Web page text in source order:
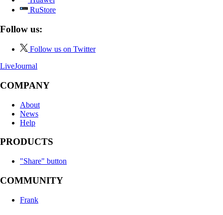
RuStore
Follow us:
Follow us on Twitter
LiveJournal
COMPANY
About
News
Help
PRODUCTS
"Share" button
COMMUNITY
Frank